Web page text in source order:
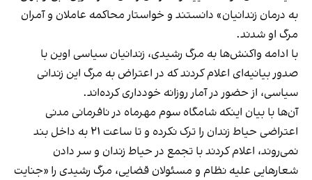
به درمان زندانیان» دانستند و خواستار محاکمه عاملان و آمران
مرگ او شدند.
با ادامه واکنش‌ها به مرگ رشیدی، زندانیان سیاسی اوین با
صدور بیانیه‌ای اعلام کردند که در اعتراض به مرگ این زندانی
سیاسی، از حضور در آمار روزانه خودداری کرده‌اند.
آن‌ها با بیان اینکه شامگاه سوم مهرماه در نافرمانی مدنی
اعتراضی حیاط زندان را ترک نکرده و تا ساعت ۲۱ به داخل بند
نمی‌روند، اعلام کردند با تجمع در حیاط زندان و سر دادن
شعارهایی علیه نظام و مسئولان قضایی، مرگ رشیدی را «جنایت